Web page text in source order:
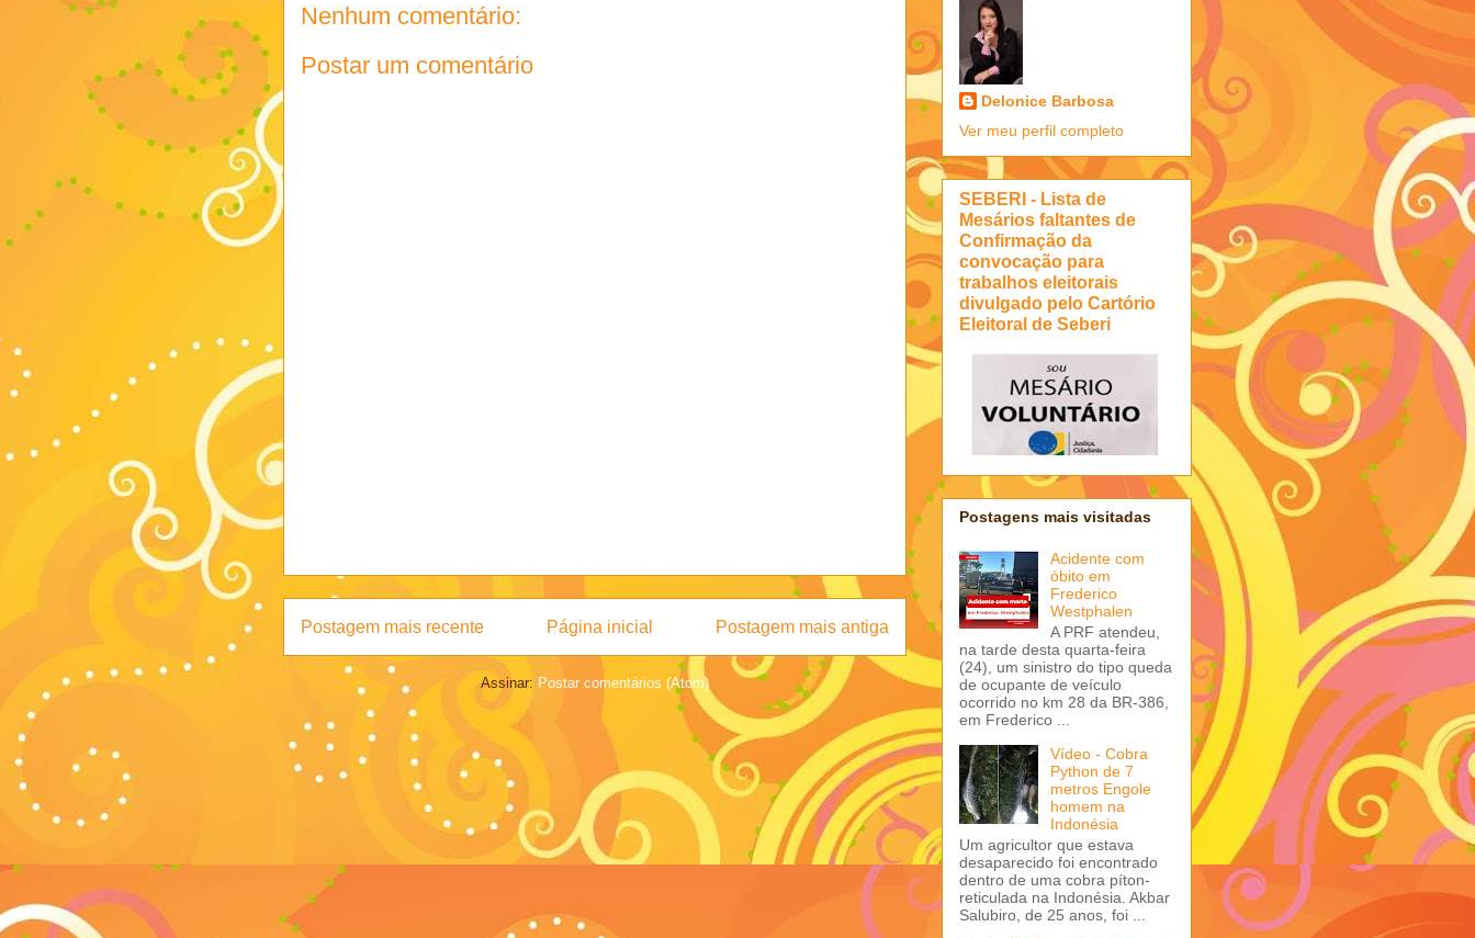
Nenhum comentário:
Postar um comentário
Postagem mais recente Postagem mais antiga
Página inicial
Assinar: Postar comentários (Atom)
Delonice Barbosa
Ver meu perfil completo
SEBERI - Lista de
Mesários faltantes de
Confirmação da
convocação para
trabalhos eleitorais
divulgado pelo Cartório
Eleitoral de Seberi
Postagens mais visitadas
Acidente com
óbito em
Frederico
Westphalen
A PRF atendeu,
na tarde desta quarta-feira
(24), um sinistro do tipo queda
de ocupante de veículo
ocorrido no km 28 da BR-386,
em Frederico ...
Vídeo - Cobra
Python de 7
metros Engole
homem na
Indonésia
Um agricultor que estava
desaparecido foi encontrado
dentro de uma cobra píton-
reticulada na Indonésia. Akbar
Salubiro, de 25 anos, foi ...